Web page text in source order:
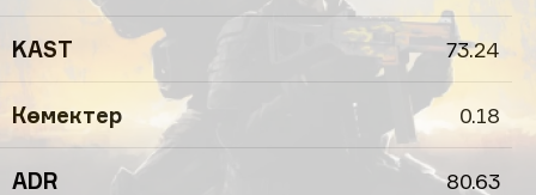
KAST 73.24
Көмектер 0.18
ADR 80.63